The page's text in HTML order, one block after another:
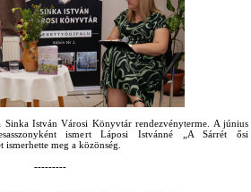
István Városi Könyvtár rendezvényterme. A június
ismert Láposi Istvánné „A Sárrét ősi
meg a közönség.
---------